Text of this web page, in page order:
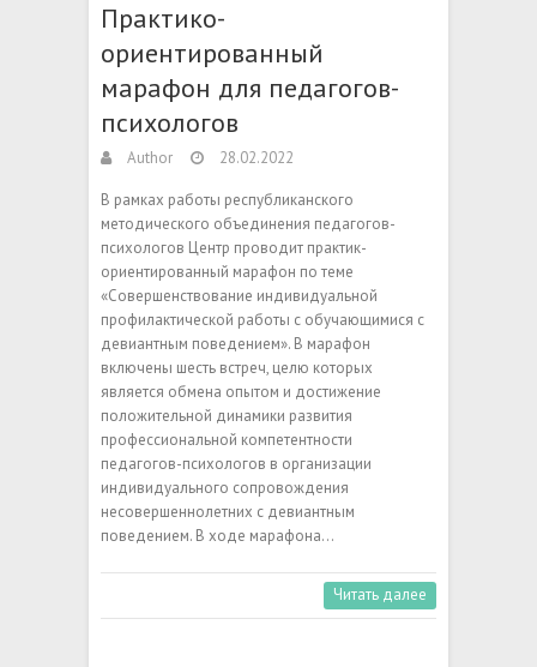
Практико-
ориентированный
марафон для педагогов-
психологов
Author 28.02.2022
В рамках работы республиканского
методического объединения педагогов-
психологов Центр проводит практик-
ориентированный марафон по теме
«Совершенствование индивидуальной
профилактической работы с обучающимися с
девиантным поведением». В марафон
включены шесть встреч, целю которых
является обмена опытом и достижение
положительной динамики развития
профессиональной компетентности
педагогов-психологов в организации
индивидуального сопровождения
несовершеннолетних с девиантным
поведением. В ходе марафона…
Читать далее